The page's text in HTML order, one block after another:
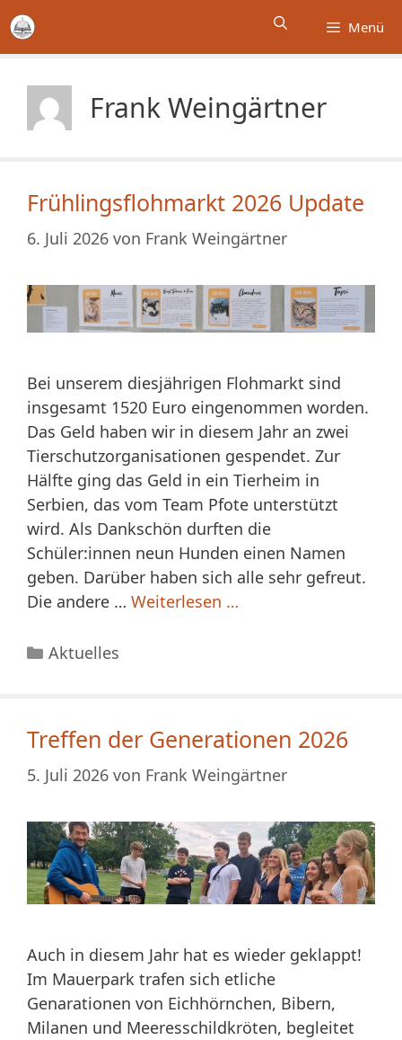
Zum
Inhalt
springen
Menü
Frank Weingärtner
Frühlingsflohmarkt 2026 Update
6. Juli 2026 von Frank Weingärtner
Bei unserem diesjährigen Flohmarkt sind
insgesamt 1520 Euro eingenommen worden.
Das Geld haben wir in diesem Jahr an zwei
Tierschutzorganisationen gespendet. Zur
Hälfte ging das Geld in ein Tierheim in
Serbien, das vom Team Pfote unterstützt
wird. Als Dankschön durften die
Schüler:innen neun Hunden einen Namen
geben. Darüber haben sich alle sehr gefreut.
Die andere … Weiterlesen …
Kategorien
Aktuelles
Treffen der Generationen 2026
5. Juli 2026 von Frank Weingärtner
Auch in diesem Jahr hat es wieder geklappt!
Im Mauerpark trafen sich etliche
Genarationen von Eichhörnchen, Bibern,
Milanen und Meeresschildkröten, begleitet